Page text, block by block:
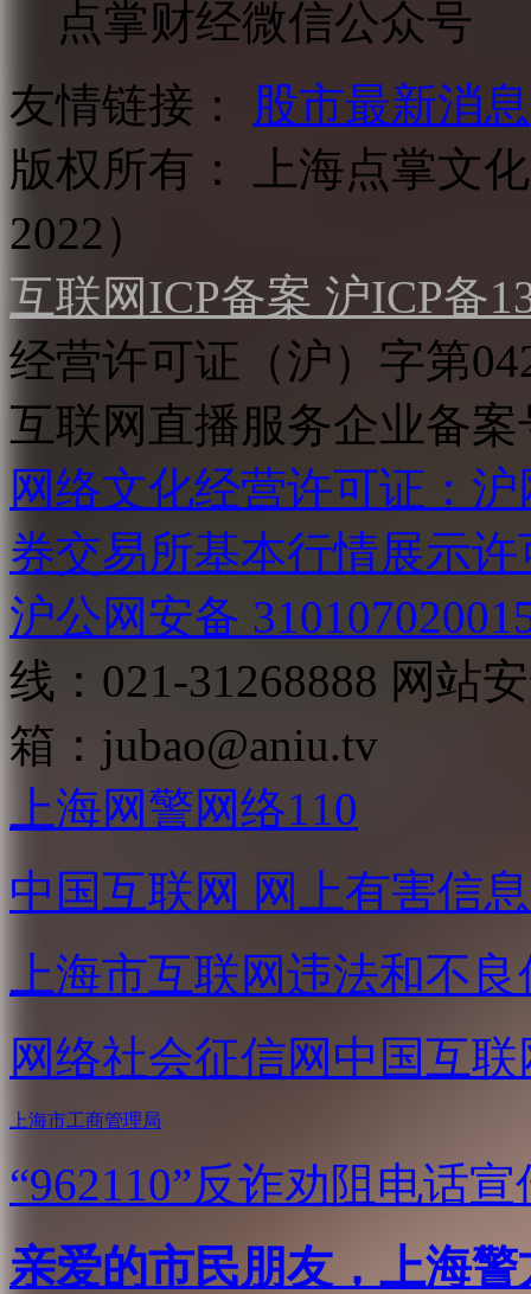
点掌财经微信公众号
友情链接：
股市最新消息
版权所有：
上海点掌文
2022）
互联网ICP备案 沪ICP备
经营许可证（沪）字第
互联网直播服务企业备案
网络文化经营许可证：
券交易所基本行情展示许
沪公网安备
线：021-31268888 网站
箱： jubao@aniu.tv
上海网警网络110
中国互联网 网上有害信
上海市互联网违法和不
网络社会征信网 中国互
上海市工商管理局
“962110”反诈劝阻电话宣
亲爱的市民朋友，上海